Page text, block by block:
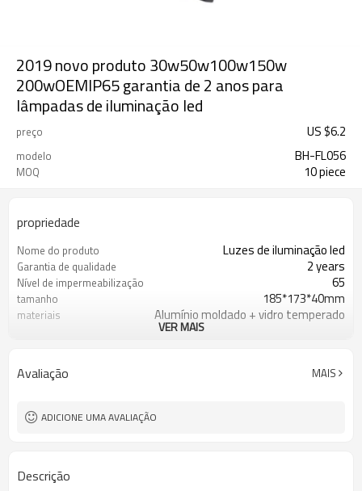
2019 novo produto 30w50w100w150w
200wOEMIP65 garantia de 2 anos para
lâmpadas de iluminação led
preço US $6.2
modelo BH-FL056
MOQ 10 piece
propriedade
Nome do produto Luzes de iluminação led
Garantia de qualidade 2 years
Nível de impermeabilização 65
tamanho 185*173*40mm
materiais Alumínio moldado + vidro temperado
Luzes joo 48pcs
VER MAIS
Avaliação MAIS
ADICIONE UMA AVALIAÇÃO
Descrição